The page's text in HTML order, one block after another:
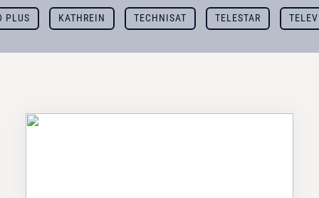
PLUS KATHREIN TECHNISAT TELESTAR